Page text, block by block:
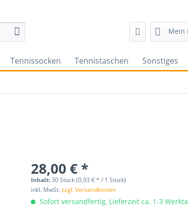
Mein
Tennissocken Tennistaschen Sonstiges
28,00 € *
Inhalt:30 Stück (0,93 € * / 1 Stück)
inkl. MwSt.zzgl. Versandkosten
Sofort versandfertig, Lieferzeit ca. 1-3